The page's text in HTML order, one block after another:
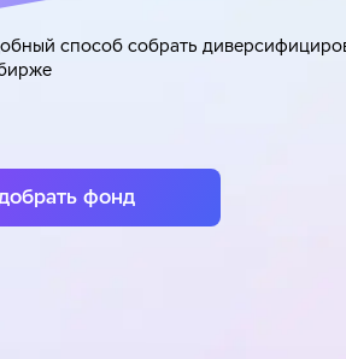
способ собрать
фонд